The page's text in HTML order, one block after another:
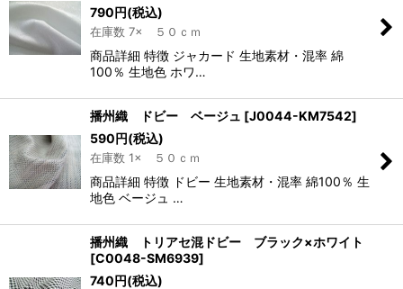
790円(税込)
在庫数 7× ５０ｃｍ
商品詳細 特徴 ジャカード 生地素材・混率 綿
100％ 生地色 ホワ…
播州織 ドビー ベージュ [J0044-KM7542]
590円(税込)
在庫数 1× ５０ｃｍ
商品詳細 特徴 ドビー 生地素材・混率 綿100％ 生
地色 ベージュ …
播州織 トリアセ混ドビー ブラック×ホワイト
[C0048-SM6939]
740円(税込)